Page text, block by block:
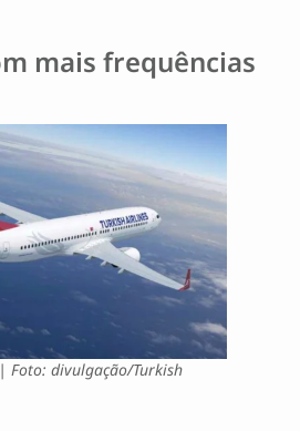
mais frequências
Foto: divulgação/Turkish